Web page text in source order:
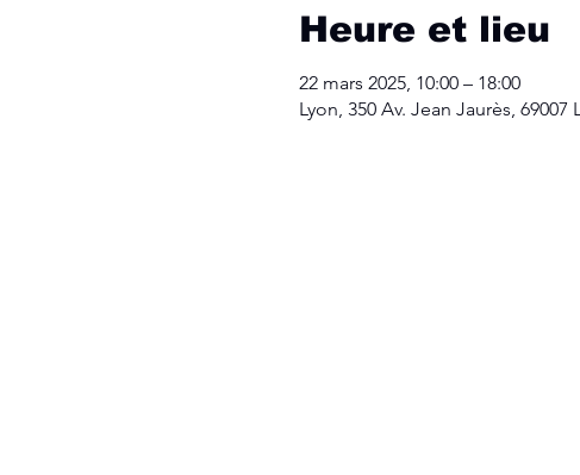
Heure et lieu
22 mars 2025, 10:00 – 18:00
Lyon, 350 Av. Jean Jaurès, 69007